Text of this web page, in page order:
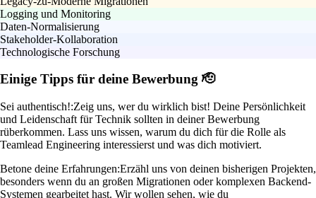
Logging und Monitoring
Daten-Normalisierung
Stakeholder-Kollaboration
Technologische Forschung
Einige Tipps für deine Bewerbung 🫡
Sei authentisch!:Zeig uns, wer du wirklich bist! Deine Persönlichkeit
und Leidenschaft für Technik sollten in deiner Bewerbung
rüberkommen. Lass uns wissen, warum du dich für die Rolle als
Teamlead Engineering interessierst und was dich motiviert.
Betone deine Erfahrungen:Erzähl uns von deinen bisherigen Projekten,
besonders wenn du an großen Migrationen oder komplexen Backend-
Systemen gearbeitet hast. Wir wollen sehen, wie du